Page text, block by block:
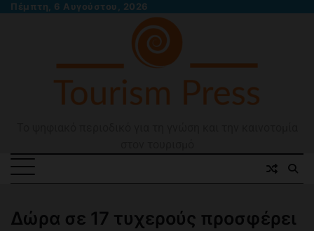
SkipΠέμπτη, 6 Αυγούστου, 2026
Δώρα σε 17 τυχερούς προσφέρει